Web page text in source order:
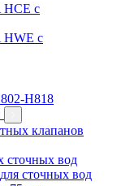
HCE с
HWE с
H818
клапанов
сточных вод
сточных вод